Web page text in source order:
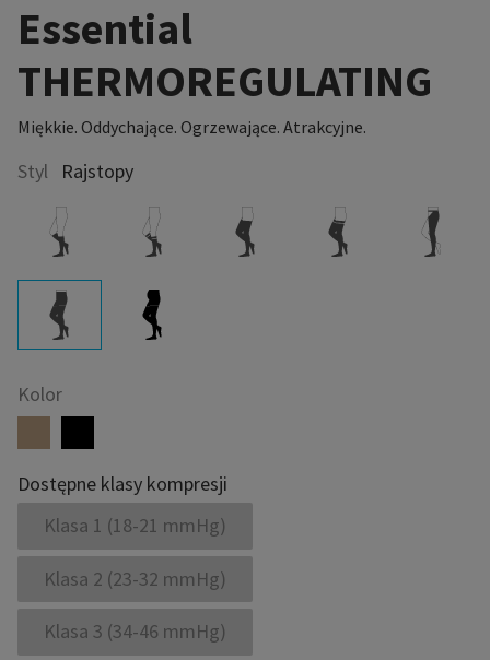
Essential
THERMOREGULATING
Miękkie. Oddychające. Ogrzewające. Atrakcyjne.
Styl Rajstopy
Kolor
Dostępne klasy kompresji
Klasa 1 (18-21 mmHg)
Klasa 2 (23-32 mmHg)
Klasa 3 (34-46 mmHg)